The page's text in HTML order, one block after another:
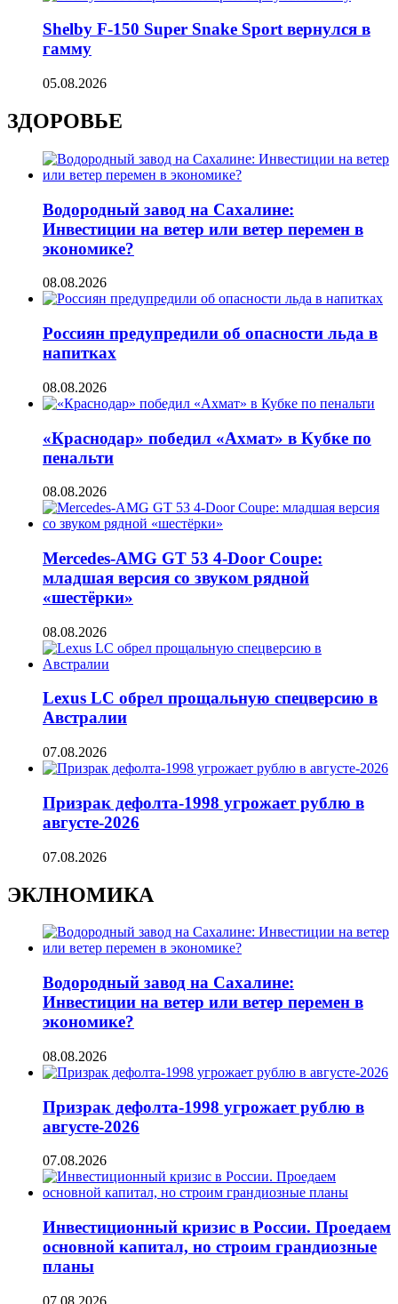
Shelby F-150 Super Snake Sport вернулся в
гамму
05.08.2026
ЗДОРОВЬЕ
Водородный завод на Сахалине:
Инвестиции на ветер или ветер перемен в
экономике?
08.08.2026
Россиян предупредили об опасности льда в
напитках
08.08.2026
«Краснодар» победил «Ахмат» в Кубке по
пенальти
08.08.2026
Mercedes-AMG GT 53 4-Door Coupe:
младшая версия со звуком рядной
«шестёрки»
08.08.2026
Lexus LC обрел прощальную спецверсию в
Австралии
07.08.2026
Призрак дефолта-1998 угрожает рублю в
августе-2026
07.08.2026
ЭКЛНОМИКА
Водородный завод на Сахалине:
Инвестиции на ветер или ветер перемен в
экономике?
08.08.2026
Призрак дефолта-1998 угрожает рублю в
августе-2026
07.08.2026
Инвестиционный кризис в России. Проедаем
основной капитал, но строим грандиозные
планы
07.08.2026